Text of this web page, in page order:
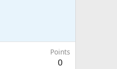
Points
0